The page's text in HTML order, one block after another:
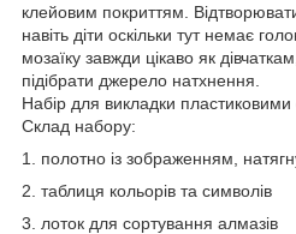
клейовим покриттям.
навіть діти оскільки тут немає
мозаїку завжди цікаво як
підібрати джерело натхнення.
Набір для викладки пластиковими
Склад набору:
1. полотно із зображенням,
2. таблиця кольорів та символів
3. лоток для сортування алмазів